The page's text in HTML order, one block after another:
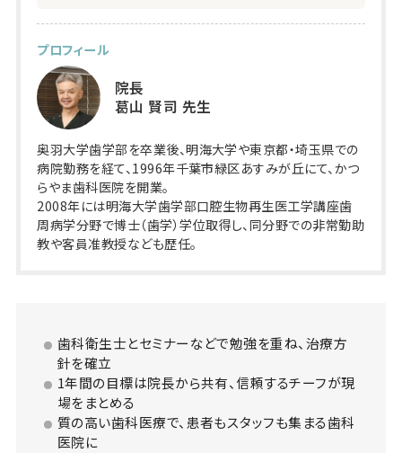
プロフィール
院長
葛山 賢司 先生
奥羽大学歯学部を卒業後、明海大学や東京都・埼玉県での
病院勤務を経て、1996年千葉市緑区あすみが丘にて、かつ
らやま歯科医院を開業。
2008年には明海大学歯学部口腔生物再生医工学講座歯
周病学分野で博士（歯学）学位取得し、同分野での非常勤助
教や客員准教授なども歴任。
歯科衛生士とセミナーなどで勉強を重ね、治療方
針を確立
1年間の目標は院長から共有、信頼するチーフが現
場をまとめる
質の高い歯科医療で、患者もスタッフも集まる歯科
医院に